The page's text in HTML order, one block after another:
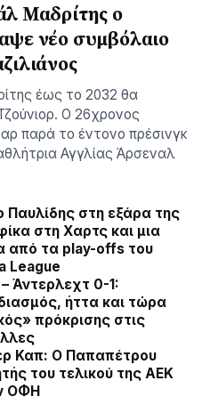
Μαδρίτης ο
νέο συμβόλαιο
έως το 2032 θα
Ο 26χρονος
παρά το έντονο πρέσινγκ
Αγγλίας Άρσεναλ
Παυλίδης στη εξάρα της
στη Χαρτς και μια
από τα play-offs του
League
Άντερλεχτ 0-1:
ήττα και τώρα
πρόκρισης στις
Καπ: Ο Παπαπέτρου
του τελικού της ΑΕΚ
ΟΦΗ